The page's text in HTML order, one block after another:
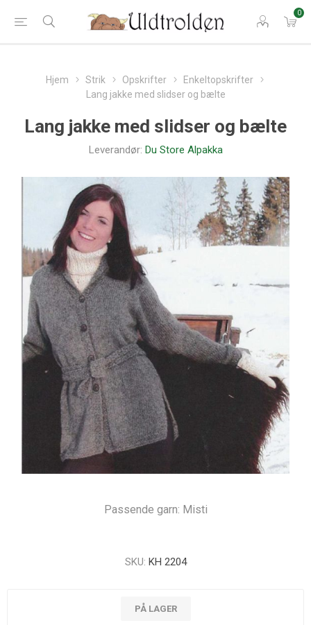
0
Hjem Strik Opskrifter
Enkeltopskrifter
Lang jakke med slidser og bælte
Lang jakke med slidser og bælte
Leverandør: Du Store Alpakka
Passende garn: Misti
SKU: KH 2204
PÅ LAGER